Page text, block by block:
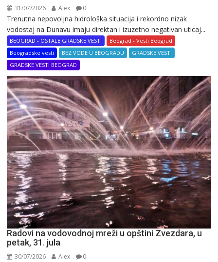
31/07/2026 Alex 0
Trenutna nepovoljna hidrološka situacija i rekordno nizak
vodostaj na Dunavu imaju direktan i izuzetno negativan uticaj...
BEOGRAD - OSTALE GRADSKE VESTI
Beograd - Vesti Beograd
Beogradske vesti
BEZ VODE U BEOGRADU
GRADSKE VESTI
GRADSKE VESTI BEOGRAD
Radovi na vodovodnoj mreži u opštini Zvezdara, u
petak, 31. jula
30/07/2026 Alex 0